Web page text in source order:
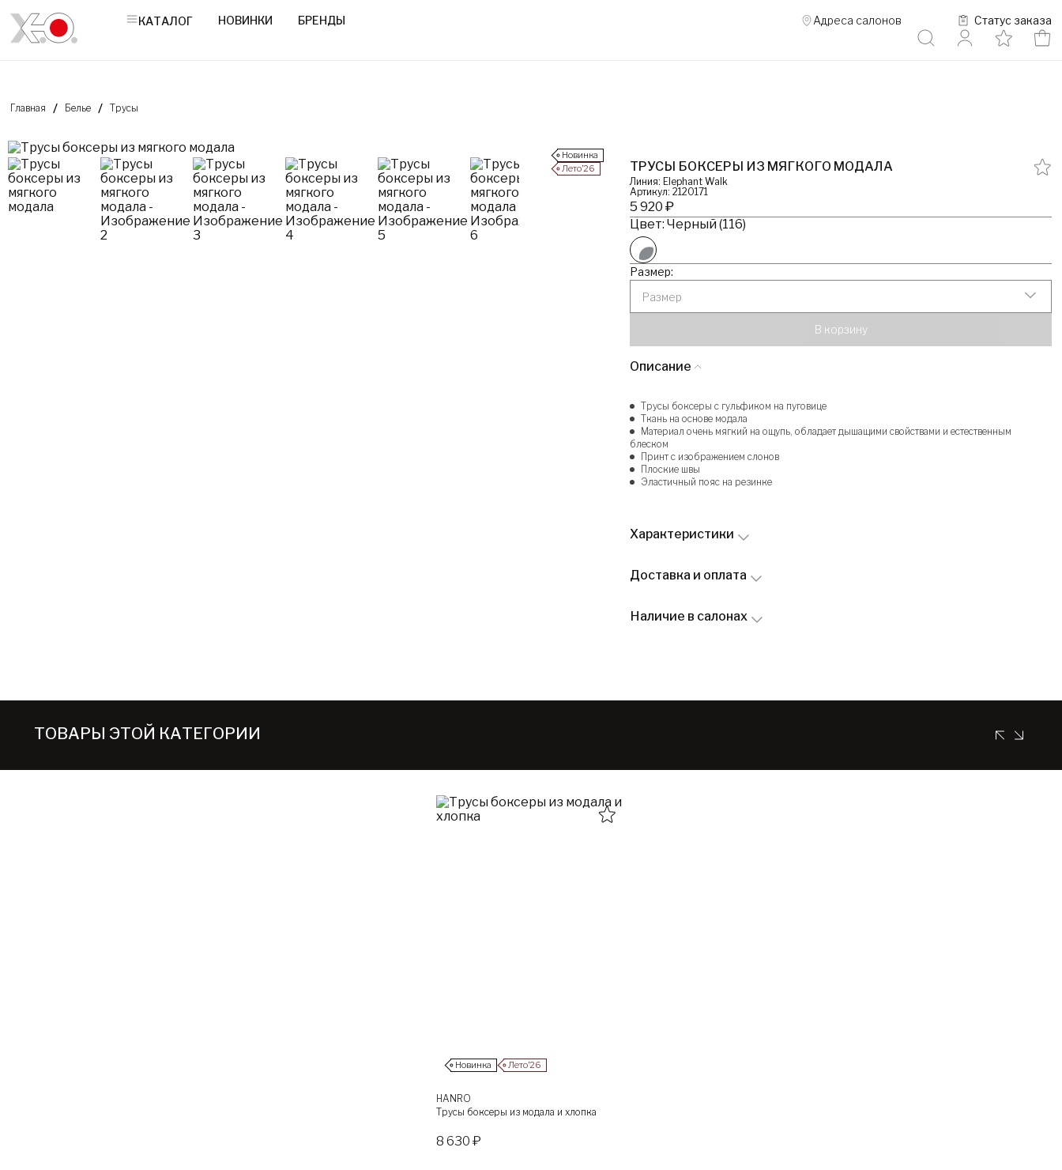
КАТАЛОГ НОВИНКИ БРЕНДЫ Адреса салонов Статус заказа
Главная Белье Трусы
Новинка
Лето’26
ТРУСЫ БОКСЕРЫ ИЗ МЯГКОГО МОДАЛА
Линия: Elephant Walk
Артикул: 2120171
5 920 ₽
Цвет: Черный (116)
Размер:
Размер
В корзину
Описание
Трусы боксеры с гульфиком на пуговице
Ткань на основе модала
Материал очень мягкий на ощупь, обладает дышащими свойствами и естественным
блеском
Принт с изображением слонов
Плоские швы
Эластичный пояс на резинке
Характеристики
Доставка и оплата
Наличие в салонах
ТОВАРЫ ЭТОЙ КАТЕГОРИИ
Новинка Лето’26
HANRO
Трусы боксеры из модала и хлопка
8 630 ₽